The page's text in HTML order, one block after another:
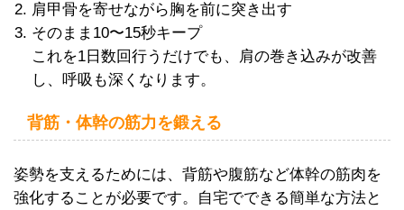
肩甲骨を寄せながら胸を前に突き出す
そのまま10〜15秒キープ
これを1日数回行うだけでも、肩の巻き込みが改善
し、呼吸も深くなります。
背筋・体幹の筋力を鍛える
姿勢を支えるためには、背筋や腹筋など体幹の筋肉を
強化することが必要です。自宅でできる簡単な方法と